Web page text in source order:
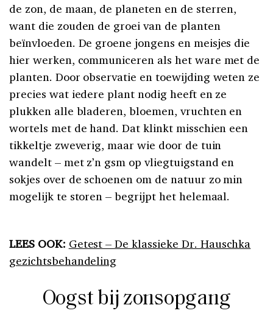
de zon, de maan, de planeten en de sterren,
want die zouden de groei van de planten
beïnvloeden. De groene jongens en meisjes die
hier werken, communiceren als het ware met de
planten. Door observatie en toewijding weten ze
precies wat iedere plant nodig heeft en ze
plukken alle bladeren, bloemen, vruchten en
wortels met de hand. Dat klinkt misschien een
tikkeltje zweverig, maar wie door de tuin
wandelt – met z’n gsm op vliegtuigstand en
sokjes over de schoenen om de natuur zo min
mogelijk te storen – begrijpt het helemaal.
LEES OOK: Getest – De klassieke Dr. Hauschka
gezichtsbehandeling
Oogst bij zonsopgang